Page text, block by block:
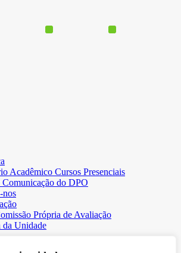
Acadêmico Cursos Presenciais
Comunicação do DPO
nos
Própria de Avaliação
da Unidade